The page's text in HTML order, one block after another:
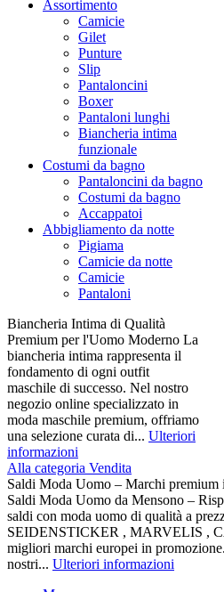
Assortimento
Camicie
Gilet
Punture
Slip
Pantaloncini
Boxer
Pantaloni lunghi
Biancheria intima
funzionale
Costumi da bagno
Pantaloncini da bagno
Costumi da bagno
Accappatoi
Abbigliamento da notte
Pigiama
Camicie da notte
Camicie
Pantaloni
Biancheria Intima di Qualità
Premium per l'Uomo Moderno La
biancheria intima rappresenta il
fondamento di ogni outfit
maschile di successo. Nel nostro
negozio online specializzato in
moda maschile premium, offriamo
una selezione curata di... Ulteriori
informazioni
Alla categoria Vendita
Saldi Moda Uomo – Marchi premium
Saldi Moda Uomo da Mensono –
saldi con moda uomo di qualità a
SEIDENSTICKER , MARVELIS ,
migliori marchi europei in
nostri... Ulteriori informazioni